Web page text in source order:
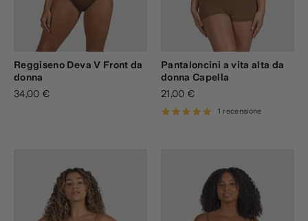
Reggiseno Deva V Front da
donna
34,00 €
Pantaloncini a vita alta da
donna Capella
21,00 €
1 recensione